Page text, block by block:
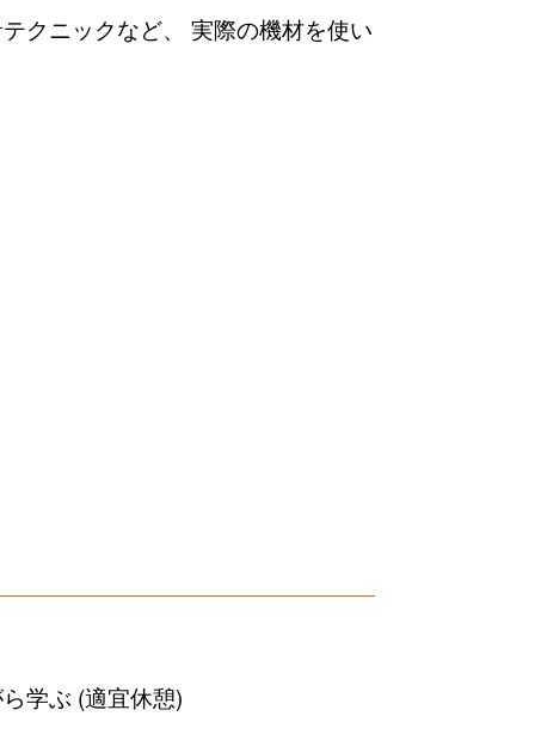
クニックなど、 実際の機材を使い
学ぶ (適宜休憩)